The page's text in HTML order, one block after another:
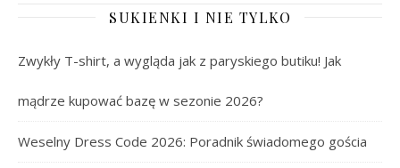
SUKIENKI I NIE TYLKO
Zwykły T-shirt, a wygląda jak z paryskiego butiku! Jak
mądrze kupować bazę w sezonie 2026?
Weselny Dress Code 2026: Poradnik świadomego gościa